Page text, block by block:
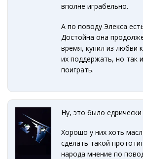
вполне играбельно.
А по поводу Элекса
Достойна она
время, купил из любви
их поддержать, но так
поиграть.
Ну, это было едрически
Хорошо у них хоть
сделать такой
народа мнение по